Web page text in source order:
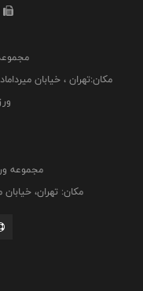
مکان:تهران ، خیابان
مجموعه
مکان: تهران،